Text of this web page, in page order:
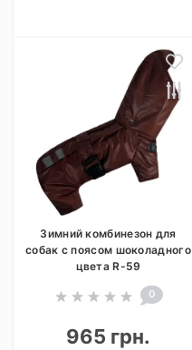
Зимний комбинезон для
собак с поясом шоколадного
цвета R-59
0
965 грн.